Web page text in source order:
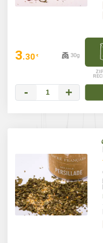
3.30 € 30g
- +